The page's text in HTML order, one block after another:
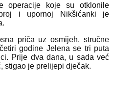
operacije koje su otklonile
i upornoj Nikšićanki je
priča uz osmijeh, stručne
godine Jelena se tri puta
Prije dva dana, u sada već
stigao je prelijepi dječak.